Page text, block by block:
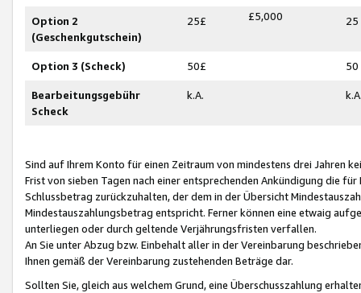
Option 2
(Geschenkgutschein)
25£ £5,000 25
Option 3 (Scheck) 50£ 50
Bearbeitungsgebühr
Scheck
k.A.
Sind auf Ihrem Konto für einen Zeitraum von mindestens drei Jahren
Frist von sieben Tagen nach einer entsprechenden Ankündigung die
Schlussbetrag zurückzuhalten, der dem in der Übersicht
Mindestauszahlungsbetrag entspricht. Ferner können eine etwaig
unterliegen oder durch geltende Verjährungsfristen verfallen.
An Sie unter Abzug bzw. Einbehalt aller in der Vereinbarung
Ihnen gemäß der Vereinbarung zustehenden Beträge dar.
Sollten Sie, gleich aus welchem Grund, eine Überschusszahlung